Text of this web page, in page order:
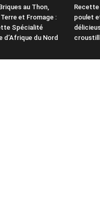
au Thon,
et Fromage :
Spécialité
d’Afrique du Nord
poulet